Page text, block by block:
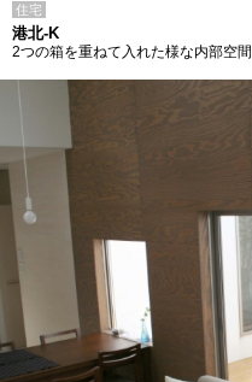
住宅
港北-K
2つの箱を重ねて入れた様な内部空間